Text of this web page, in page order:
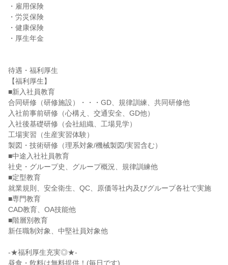
・雇用保険
・労災保険
・健康保険
・厚生年金
待遇・福利厚生
【福利厚生】
■新入社員教育
合同研修（研修施設）・・・GD、規律訓練、共同研修他
入社前事前研修（心構え、交通安全、GD他）
入社後基礎研修（会社組織、工場見学）
工場実習（生産実習体験）
製図・技術研修（理系対象/機械製図/実習含む）
■中途入社社員教育
社史・グループ史、グループ概況、規律訓練他
■定型教育
就業規則、安全衛生、QC、原価等社内及びグループ各社で実施
■専門教育
CAD教育、OA技能他
■階層別教育
新任職制対象、中堅社員対象他
-★福利厚生充実◎★-
昼食・飲料は無料提供！(毎日です)